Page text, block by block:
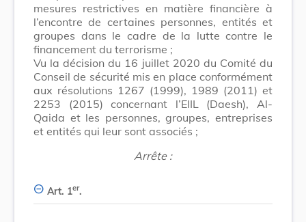
mesures restrictives en matière financière à
l’encontre de certaines personnes, entités et
groupes dans le cadre de la lutte contre le
financement du terrorisme ;
Vu la décision du 16 juillet 2020 du Comité du
Conseil de sécurité mis en place conformément
aux résolutions 1267 (1999), 1989 (2011) et
2253 (2015) concernant l’EIIL (Daesh), Al-
Qaida et les personnes, groupes, entreprises
et entités qui leur sont associés ;
Arrête :
Art. 1er.